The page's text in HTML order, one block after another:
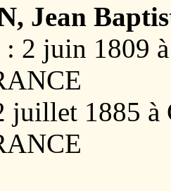
Jean
: 2 juin
juillet 1885